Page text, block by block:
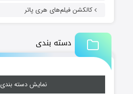
کالکشن فیلم‌های هری پاتر
دسته بندی
نمایش دسته بندی